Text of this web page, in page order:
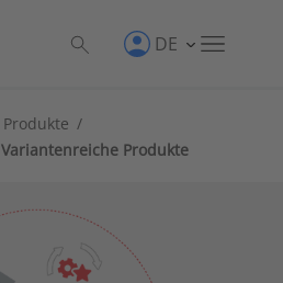
DE
Produkte /
Variantenreiche Produkte